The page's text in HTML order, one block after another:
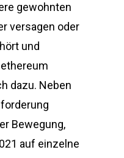
gewohnten
versagen oder
und
dazu. Neben
Bewegung,
auf einzelne